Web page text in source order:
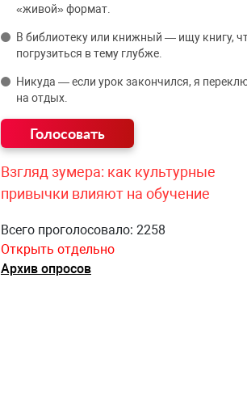
«живой» формат.
В библиотеку или книжный — ищу книгу,
погрузиться в тему глубже.
Никуда — если урок закончился, я
на отдых.
Взгляд зумера: как культурные
привычки влияют на обучение
Всего проголосовало: 2258
Открыть отдельно
Архив опросов